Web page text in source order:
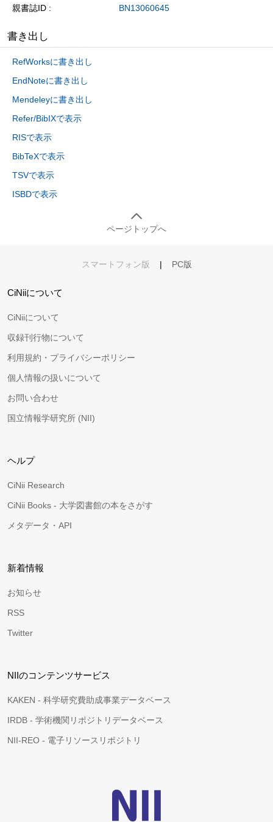
親書誌ID BN13060645
書き出し
RefWorksに書き出し
EndNoteに書き出し
Mendeleyに書き出し
Refer/BibIXで表示
RISで表示
BibTeXで表示
TSVで表示
ISBDで表示
ページトップへ
スマートフォン版 | PC版
CiNiiについて
CiNiiについて
収録刊行物について
利用規約・プライバシーポリシー
個人情報の扱いについて
お問い合わせ
国立情報学研究所 (NII)
ヘルプ
CiNii Research
CiNii Books - 大学図書館の本をさがす
メタデータ・API
新着情報
お知らせ
RSS
Twitter
NIIのコンテンツサービス
KAKEN - 科学研究費助成事業データベース
IRDB - 学術機関リポジトリデータベース
NII-REO - 電子リソースリポジトリ